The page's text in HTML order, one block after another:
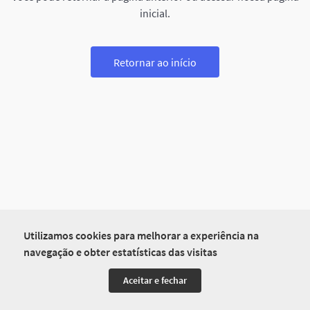
Utilizamos cookies para melhorar a experiência na
navegação e obter estatísticas das visitas
Aceitar e fechar
inicial.
Retornar ao início